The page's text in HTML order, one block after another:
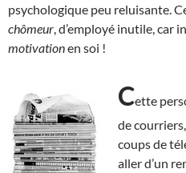
psychologique peu reluisante.
chômeur , d’employé inutile, car
motivationen soi !
Cette
de
coups de
aller d’un